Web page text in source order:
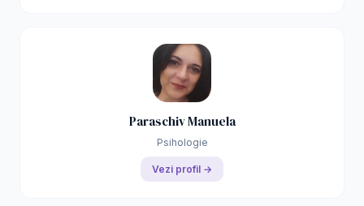
Paraschiv Manuela
Psihologie
Vezi profil →